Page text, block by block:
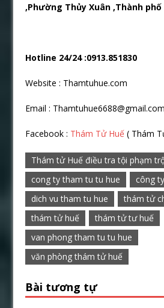
,Phường Thủy Xuân ,Thành phố
Hotline 24/24 :0913.851830
Website : Thamtuhue.com
Email : Thamtuhue6688@gmail.com
Facebook : Thám Tử Huế ( Thám
Thám tử Huế điều tra tội phạm
cong ty tham tu tu hue
công
dich vu tham tu hue
thám tử
thám tử huế
thám tử tư huế
van phong tham tu tu hue
văn phòng thám tử huế
Bài tương tự